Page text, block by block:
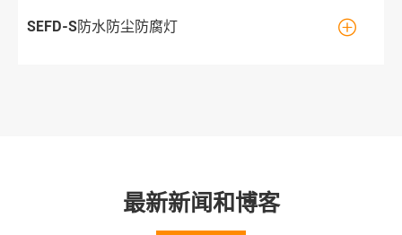
SEFD-S防水防尘防腐灯 
最新新闻和博客